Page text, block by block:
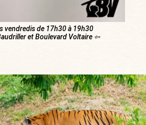
vendredis de 17h30 à 19h30
et Boulevard Voltaire ⇦